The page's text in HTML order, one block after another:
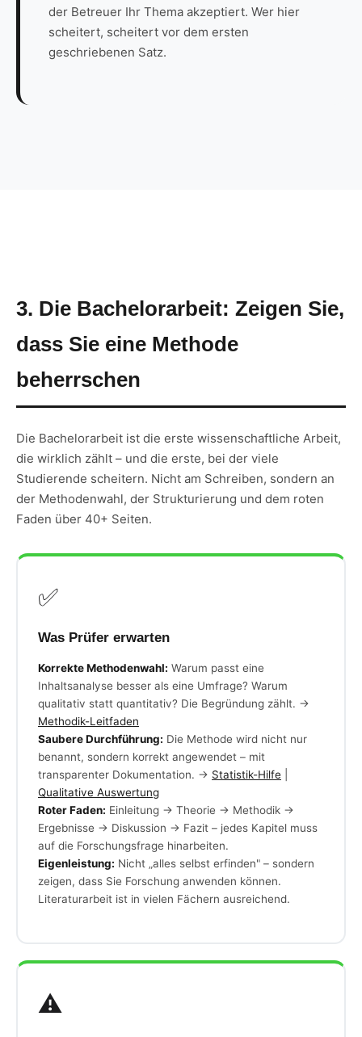
der Betreuer Ihr Thema akzeptiert. Wer hier
scheitert, scheitert vor dem ersten
geschriebenen Satz.
3. Die Bachelorarbeit: Zeigen Sie,
dass Sie eine Methode
beherrschen
Die Bachelorarbeit ist die erste wissenschaftliche Arbeit,
die wirklich zählt – und die erste, bei der viele
Studierende scheitern. Nicht am Schreiben, sondern an
der Methodenwahl, der Strukturierung und dem roten
Faden über 40+ Seiten.
✅
Was Prüfer erwarten
Korrekte Methodenwahl: Warum passt eine
Inhaltsanalyse besser als eine Umfrage? Warum
qualitativ statt quantitativ? Die Begründung zählt. →
Methodik-Leitfaden
Saubere Durchführung: Die Methode wird nicht nur
benannt, sondern korrekt angewendet – mit
transparenter Dokumentation. → Statistik-Hilfe
Qualitative Auswertung
Roter Faden: Einleitung → Theorie → Methodik →
Ergebnisse → Diskussion → Fazit – jedes Kapitel muss
auf die Forschungsfrage hinarbeiten.
Eigenleistung: Nicht „alles selbst erfinden" – sondern
zeigen, dass Sie Forschung anwenden können.
Literaturarbeit ist in vielen Fächern ausreichend.
⚠️